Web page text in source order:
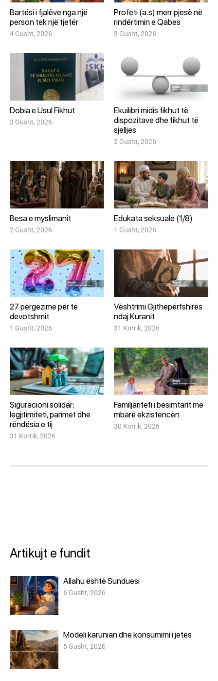
Bartësi i fjalëve nga një
person tek një tjetër
4 Gusht, 2026
Profeti (a.s) merr pjesë në
rindërtimin e Qabes
3 Gusht, 2026
Dobia e Usul Fikhut
3 Gusht, 2026
Ekuilibri midis fikhut të
dispozitave dhe fikhut të
sjelljes
2 Gusht, 2026
Besa e myslimanit
2 Gusht, 2026
Edukata seksuale (1/8)
1 Gusht, 2026
27 përgëzime për të
devotshmit
1 Gusht, 2026
Vështrimi Gjithëpërfshirës
ndaj Kuranit
31 Korrik, 2026
Siguracioni solidar:
legjitimiteti, parimet dhe
rëndësia e tij
31 Korrik, 2026
Familjariteti i besimtarit me
mbarë ekzistencën
30 Korrik, 2026
Artikujt e fundit
Allahu është Sunduesi
6 Gusht, 2026
Modeli karunian dhe konsumimi i jetës
5 Gusht, 2026